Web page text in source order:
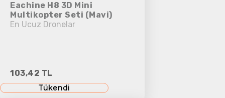
Eachine H8 3D Mini
Multikopter Seti (Mavi)
En Ucuz Dronelar
103,42 TL
Tükendi